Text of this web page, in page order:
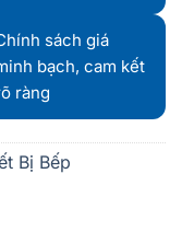
sách giá
bạch, cam kết
ràng
Bị Bếp